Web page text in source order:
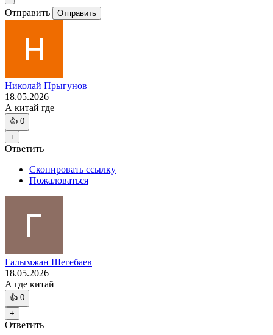
Отправить Отправить
Николай Прыгунов
18.05.2026
А китай где
👍 0
+
Ответить
Скопировать ссылку
Пожаловаться
Галымжан Шегебаев
18.05.2026
А где китай
👍 0
+
Ответить